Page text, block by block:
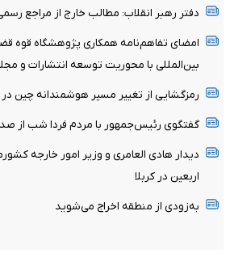
دفتر رهبر انقلاب: مطالب خارج از مراجع
امضای تفاهم‌نامه همکاری پژوهشگاه قوه
بین‌المللی با محوریت توسعه انتشارات و
رمزگشایی از تغییر مسیر هوشمندانه چین
گفتگوی رئیس‌جمهور با مردم فردا شب از
دیدار هادی العامری و وزیر امور خارجه
اربعین در کربلا
به‌زودی از منطقه اخراج می‌شوید